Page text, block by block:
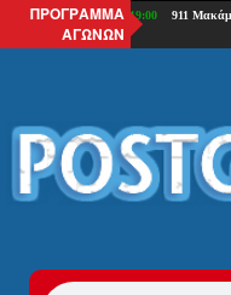
ΠΡΟΓΡΑΜΜΑ
ΑΓΩΝΩΝ